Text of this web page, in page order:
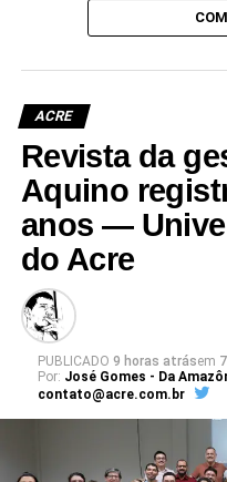
ACRE
Revista da
Aquino
anos —
do Acre
PUBLICADO 9 horas atrásem
Por: José Gomes - Da
contato@acre.com.br